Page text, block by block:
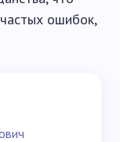
ошибок,